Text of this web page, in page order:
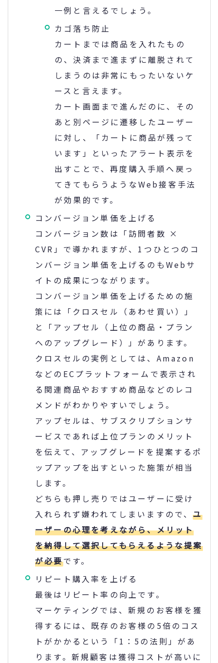
一例と言えるでしょう。
カゴ落ち防止
カートまでは商品を入れたもの
の、決済まで進まずに離脱されて
しまうのは非常にもったいないケ
ースと言えます。
カート画面まで進んだのに、その
あと別ページに遷移したユーザー
に対し、「カートに商品が残って
います」といったアラート表示を
出すことで、再度購入手順へ戻っ
てきてもらうようなWeb接客手法
が効果的です。
コンバージョン単価を上げる
コンバージョン数は「訪問者数 ×
CVR」で導かれますが、1つひとつのコ
ンバージョン単価を上げるのもWebサ
イトの成果につながります。
コンバージョン単価を上げるための施
策には「クロスセル（あわせ買い）」
と「アップセル（上位の商品・プラン
へのアップグレード）」があります。
クロスセルの実例としては、Amazon
などのECプラットフォームで表示され
る関連商品やおすすめ商品などのレコ
メンドがわかりやすいでしょう。
アップセルは、サブスクリプションサ
ービスであれば上位プランのメリット
を伝えて、アップグレードを提案するポ
ップアップを出すといった施策が相当
します。
どちらも押し売りではユーザーに受け
入れられず嫌われてしまいますので、ユ
ーザーの心理を考えながら、メリット
を納得して選択してもらえるような提案
が必要です。
リピート購入率を上げる
最後はリピート率の向上です。
マーケティングでは、新規のお客様を獲
得するには、既存のお客様の5倍のコス
トがかかるという「1：5の法則」があ
ります。新規顧客は獲得コストが高いに